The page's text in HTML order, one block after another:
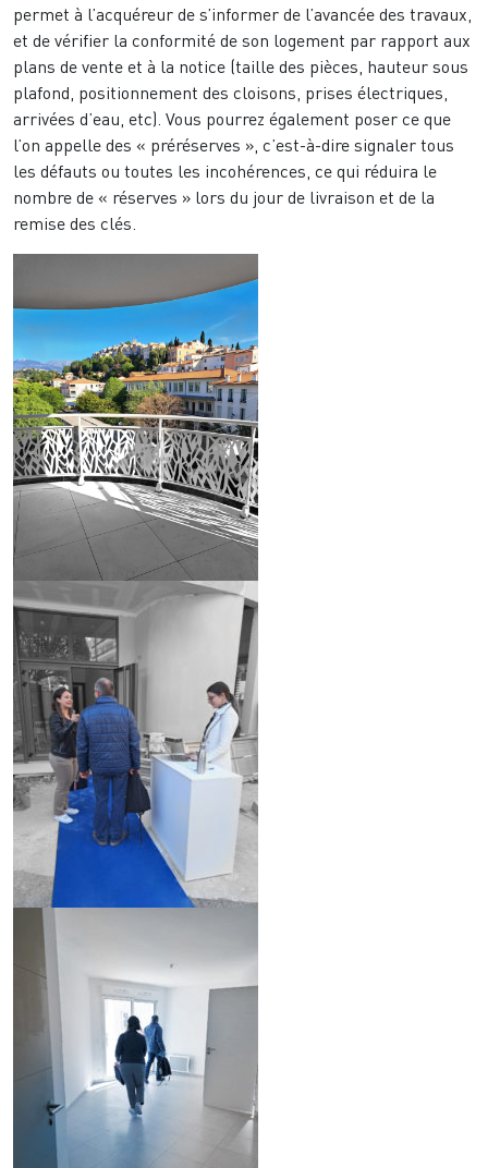
permet à l’acquéreur de s’informer de l’avancée des travaux,
et de vérifier la conformité de son logement par rapport aux
plans de vente et à la notice (taille des pièces, hauteur sous
plafond, positionnement des cloisons, prises électriques,
arrivées d’eau, etc). Vous pourrez également poser ce que
l’on appelle des « préréserves », c’est-à-dire signaler tous
les défauts ou toutes les incohérences, ce qui réduira le
nombre de « réserves » lors du jour de livraison et de la
remise des clés.